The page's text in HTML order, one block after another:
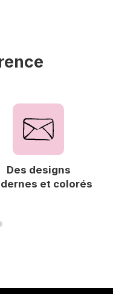
Des designs
et colorés